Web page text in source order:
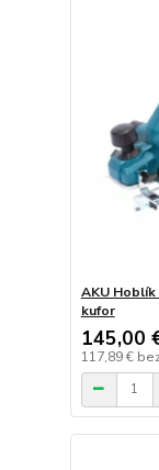
AKU Hoblík
kufor
145,00
117,89 €